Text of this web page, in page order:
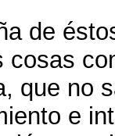
de
cosas
que no
e